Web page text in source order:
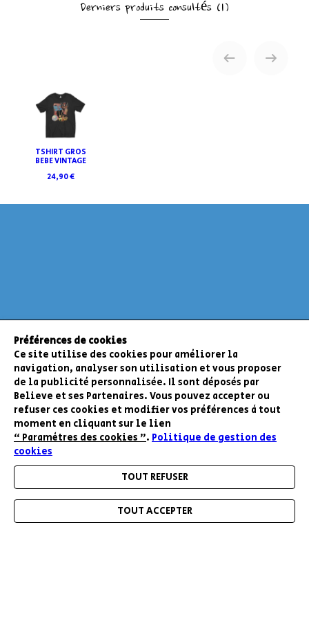
Derniers produits consultés (1)
TSHIRT GROS
BEBE VINTAGE
24,90 €
RESTEZ INFORMÉ DE NOS BONS PLANS ET
Préférences de cookies
Ce site utilise des cookies pour améliorer la
navigation, analyser son utilisation et vous proposer
de la publicité personnalisée. Il sont déposés par
Believe et ses Partenaires. Vous pouvez accepter ou
refuser ces cookies et modifier vos préférences à tout
moment en cliquant sur le lien
“ Paramètres des cookies ”. Politique de gestion des
cookies
TOUT REFUSER
TOUT ACCEPTER